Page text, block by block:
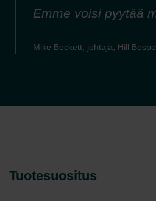
Emme voisi pyytää
Mike Beckett, johtaja, Hill
Tuotesuositus